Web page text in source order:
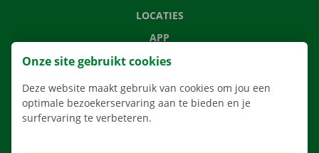
LOCATIES
APP
VERHUISOPLOSSINGEN
Onze site gebruikt cookies
Deze website maakt gebruik van cookies om jou een
optimale bezoekerservaring aan te bieden en je
surfervaring te verbeteren.